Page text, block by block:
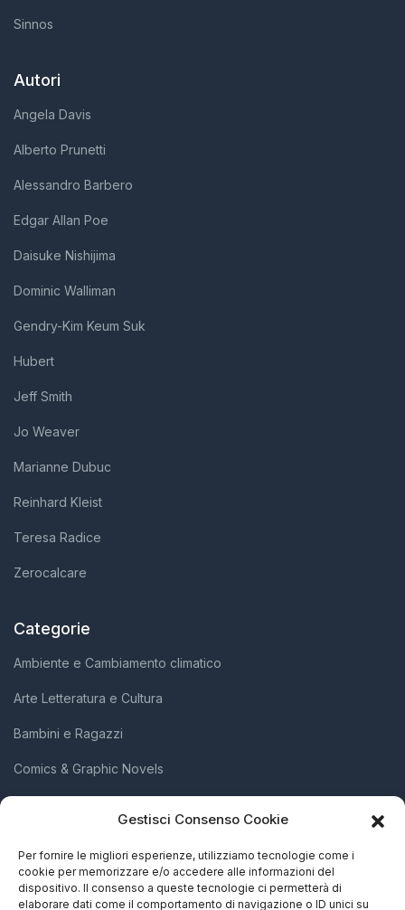
Gestisci Consenso Cookie
Per fornire le migliori esperienze, utilizziamo tecnologie come i
cookie per memorizzare e/o accedere alle informazioni del
dispositivo. Il consenso a queste tecnologie ci permetterà di
elaborare dati come il comportamento di navigazione o ID unici su
Sinnos
Autori
Angela Davis
Alberto Prunetti
Alessandro Barbero
Edgar Allan Poe
Daisuke Nishijima
Dominic Walliman
Gendry-Kim Keum Suk
Hubert
Jeff Smith
Jo Weaver
Marianne Dubuc
Reinhard Kleist
Teresa Radice
Zerocalcare
Categorie
Ambiente e Cambiamento climatico
Arte Letteratura e Cultura
Bambini e Ragazzi
Comics & Graphic Novels
Società e Attivismo